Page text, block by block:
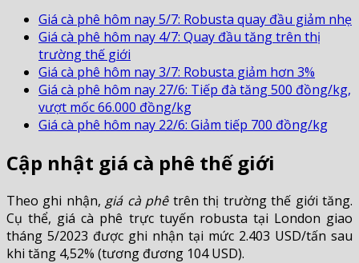
Giá cà phê hôm nay 5/7: Robusta quay đầu giảm nhẹ
Giá cà phê hôm nay 4/7: Quay đầu tăng trên thị
trường thế giới
Giá cà phê hôm nay 3/7: Robusta giảm hơn 3%
Giá cà phê hôm nay 27/6: Tiếp đà tăng 500 đồng/kg,
vượt mốc 66.000 đồng/kg
Giá cà phê hôm nay 22/6: Giảm tiếp 700 đồng/kg
Cập nhật giá cà phê thế giới
Theo ghi nhận, giá cà phêtrên thị trường thế giới tăng.
Cụ thể, giá cà phê trực tuyến robusta tại London giao
tháng 5/2023 được ghi nhận tại mức 2.403 USD/tấn sau
khi tăng 4,52% (tương đương 104 USD).